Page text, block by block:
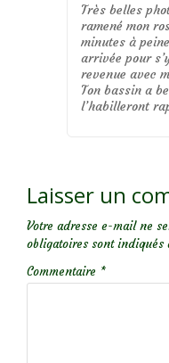
Très belles
ramené mon
minutes à
arrivée pour
revenue avec
Ton bassin a
l’habilleront
Laisser un
Votre adresse e-mail ne
obligatoires sont indiqués
Commentaire *